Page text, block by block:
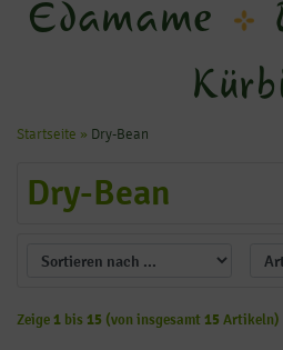
Edamame
Startseite » Dry-Bean
Dry-Bean
Zeige 1 bis 15 (von insgesamt 15 Artikeln)